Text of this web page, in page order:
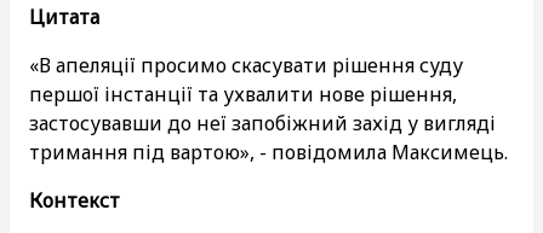
Цитата
«В апеляції просимо скасувати рішення суду
першої інстанції та ухвалити нове рішення,
застосувавши до неї запобіжний захід у вигляді
тримання під вартою», - повідомила Максимець.
Контекст